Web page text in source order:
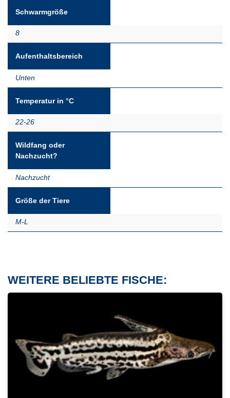
Schwarmgröße
8
Aufenthaltsbereich
Unten
Temperatur in °C
22-26
Wildfang oder
Nachzucht?
Nachzucht
Größe der Tiere
M-L
WEITERE BELIEBTE FISCHE: